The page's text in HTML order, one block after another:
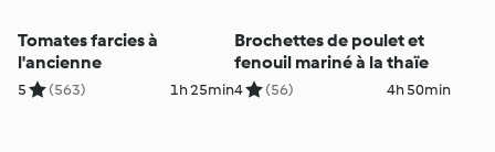
Tomates farcies à
l'ancienne
5 (563) 1h 25min
Brochettes de poulet et
fenouil mariné à la thaïe
4 (56) 4h 50min